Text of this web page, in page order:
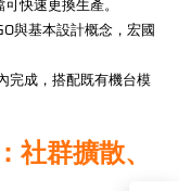
快速更換生產。
與基本設計概念，宏國
完成，搭配既有機台模
群擴散、